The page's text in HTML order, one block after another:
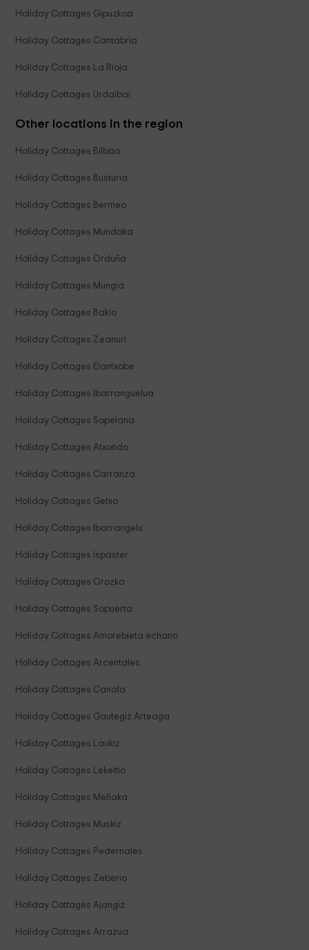
Holiday Cottages Gipuzkoa
Holiday Cottages Cantabria
Holiday Cottages La Rioja
Holiday Cottages Urdaibai
Other locations in the region
Holiday Cottages Bilbao
Holiday Cottages Busturia
Holiday Cottages Bermeo
Holiday Cottages Mundaka
Holiday Cottages Orduña
Holiday Cottages Mungia
Holiday Cottages Bakio
Holiday Cottages Zeanuri
Holiday Cottages Elantxobe
Holiday Cottages Ibarranguelua
Holiday Cottages Sopelana
Holiday Cottages Atxondo
Holiday Cottages Carranza
Holiday Cottages Getxo
Holiday Cottages Ibarrangelu
Holiday Cottages Ispaster
Holiday Cottages Orozko
Holiday Cottages Sopuerta
Holiday Cottages Amorebieta echano
Holiday Cottages Arcentales
Holiday Cottages Canala
Holiday Cottages Gautegiz Arteaga
Holiday Cottages Laukiz
Holiday Cottages Lekeitio
Holiday Cottages Meñaka
Holiday Cottages Muskiz
Holiday Cottages Pedernales
Holiday Cottages Zeberio
Holiday Cottages Ajangiz
Holiday Cottages Arrazua